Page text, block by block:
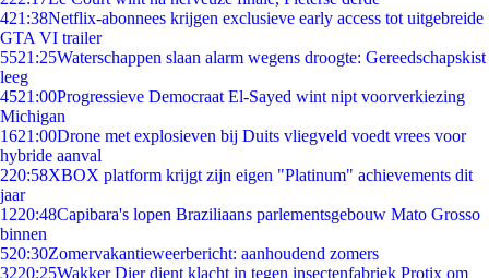
421:38Netflix-abonnees krijgen exclusieve early access tot uitgebreide
GTA VI trailer
5521:25Waterschappen slaan alarm wegens droogte: Gereedschapskist
leeg
4521:00Progressieve Democraat El-Sayed wint nipt voorverkiezing
Michigan
1621:00Drone met explosieven bij Duits vliegveld voedt vrees voor
hybride aanval
220:58XBOX platform krijgt zijn eigen "Platinum" achievements dit
jaar
1220:48Capibara's lopen Braziliaans parlementsgebouw Mato Grosso
binnen
520:30Zomervakantieweerbericht: aanhoudend zomers
3220:25Wakker Dier dient klacht in tegen insectenfabriek Protix om